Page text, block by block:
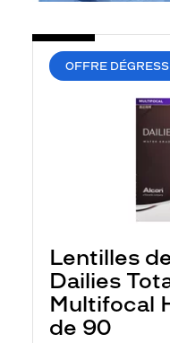
OFFRE
Lentilles
Dailies
Multifocal
de 90